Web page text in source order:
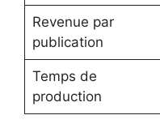
Revenue par
publication
Temps de
production